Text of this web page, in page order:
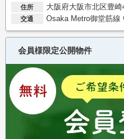
住所 大阪府大阪市北区豊崎
交通 Osaka Metro御堂筋線
会員様限定公開物件